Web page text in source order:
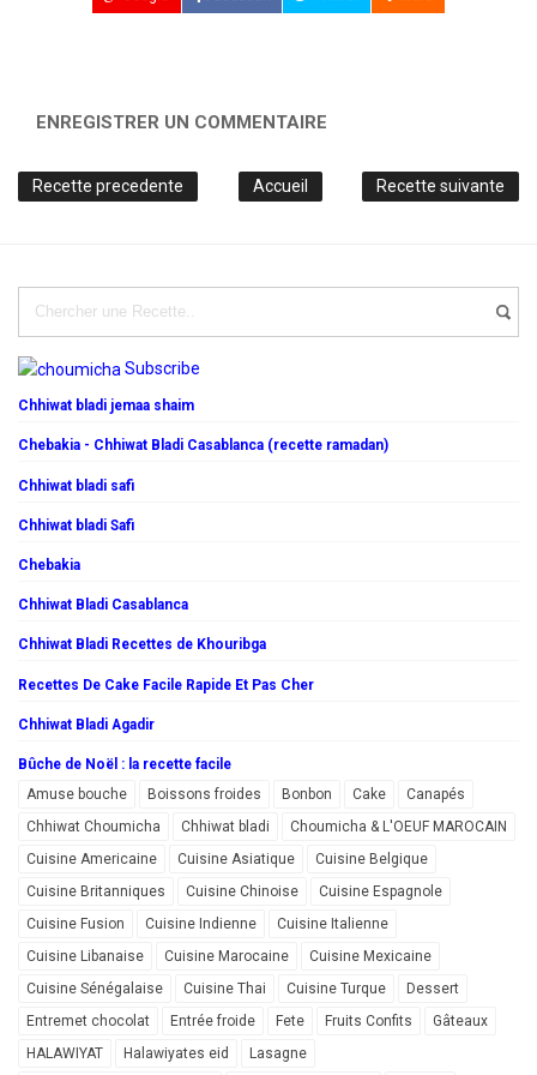
ENREGISTRER UN COMMENTAIRE
Recette precedente Recette suivante
Accueil
Subscribe
Chhiwat bladi jemaa shaim
Chebakia - Chhiwat Bladi Casablanca (recette ramadan)
Chhiwat bladi safi
Chhiwat bladi Safi
Chebakia
Chhiwat Bladi Casablanca
Chhiwat Bladi Recettes de Khouribga
Recettes De Cake Facile Rapide Et Pas Cher
Chhiwat Bladi Agadir
Bûche de Noël : la recette facile
Amuse bouche
Boissons froides Bonbon Cake
Canapés
Chhiwat Choumicha
Chhiwat bladi
Choumicha & L'OEUF MAROCAIN
Cuisine Americaine
Cuisine Asiatique
Cuisine Belgique
Cuisine Britanniques
Cuisine Chinoise
Cuisine Espagnole
Cuisine Fusion
Cuisine Indienne
Cuisine Italienne
Cuisine Libanaise
Cuisine Marocaine
Cuisine Mexicaine
Cuisine Sénégalaise
Cuisine Thai Cuisine Turque
Dessert
Entremet chocolat
Entrée froide Fete Fruits Confits
Gâteaux
HALAWIYAT
Halawiyates eid Lasagne